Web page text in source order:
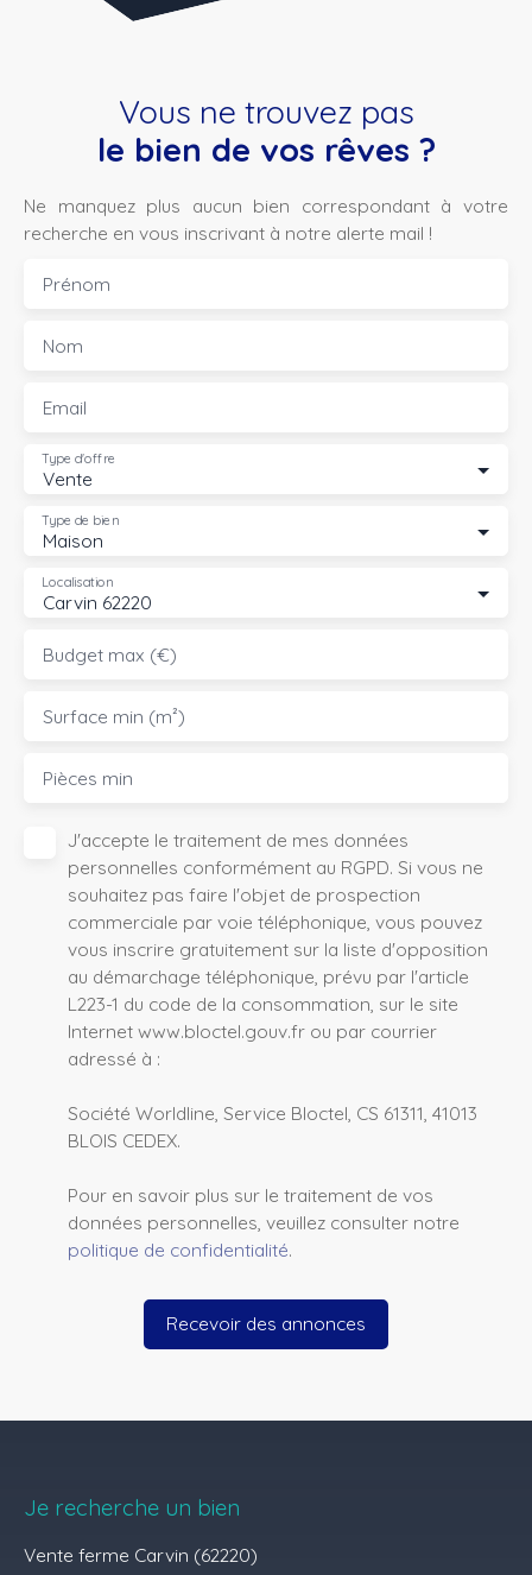
Vous ne trouvez pas
le bien de vos rêves ?
Ne manquez plus aucun bien correspondant à votre
recherche en vous inscrivant à notre alerte mail !
Prénom
Nom
Email
Vente
Type d'offre
Maison
Type de bien
Carvin 62220
Localisation
Budget max (€)
Surface min (m²)
Pièces min
J'accepte le traitement de mes données
personnelles conformément au RGPD. Si vous ne
souhaitez pas faire l'objet de prospection
commerciale par voie téléphonique, vous pouvez
vous inscrire gratuitement sur la liste d'opposition
au démarchage téléphonique, prévu par l'article
L223-1 du code de la consommation, sur le site
Internet www.bloctel.gouv.fr ou par courrier
adressé à :
Société Worldline, Service Bloctel, CS 61311, 41013
BLOIS CEDEX.
Pour en savoir plus sur le traitement de vos
données personnelles, veuillez consulter notre
politique de confidentialité.
Recevoir des annonces
Je recherche un bien
Vente ferme Carvin (62220)